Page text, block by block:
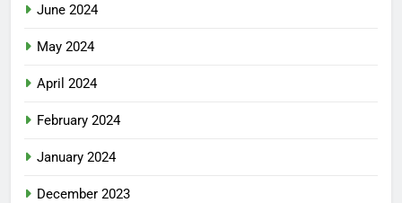
June 2024
May 2024
April 2024
February 2024
January 2024
December 2023